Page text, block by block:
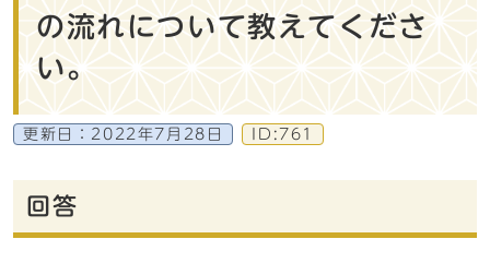
の流れについて教えてくださ
い。
更新日： 2022年7月28日 ID:761
回答